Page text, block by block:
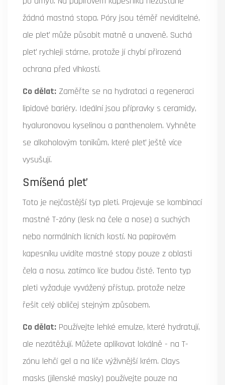
žádná mastná stopa. Póry jsou téměř neviditelné,
ale pleť může působit matně a unaveně. Suchá
pleť rychleji stárne, protože jí chybí přirozená
ochrana před vlhkostí.
Co dělat: Zaměřte se na hydrataci a regeneraci
lipidové bariéry. Ideální jsou přípravky s ceramidy,
hyaluronovou kyselinou a panthenolem. Vyhněte
se alkoholovým tonikům, které pleť ještě více
vysušují.
Smíšená pleť
Toto je nejčastější typ pleti. Projevuje se kombinací
mastné T-zóny (lesk na čele a nose) a suchých
nebo normálních lícních kostí. Na papírovém
kapesníku uvidíte mastné stopy pouze z oblasti
čela a nosu, zatímco líce budou čisté. Tento typ
pleti vyžaduje vyvážený přístup, protože nelze
řešit celý obličej stejným způsobem.
Co dělat: Používejte lehké emulze, které hydratují,
ale nezátěžují. Můžete aplikovat lokálně - na T-
zónu lehčí gel a na líče výživnější krém. Clays
masks (jílenské masky) používejte pouze na